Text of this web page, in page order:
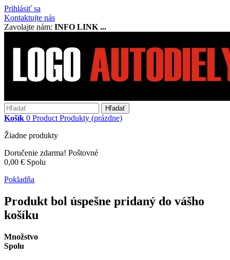
Prihlásiť sa
Kontaktujte nás
Zavolajte nám: INFO LINK ...
Hľadať
Košík 0 Product Produkty (prázdne)
Žiadne produkty
Doručenie zdarma! Poštovné
0,00 € Spolu
Pokladňa
Produkt bol úspešne pridaný do vášho
košíku
Množstvo
Spolu